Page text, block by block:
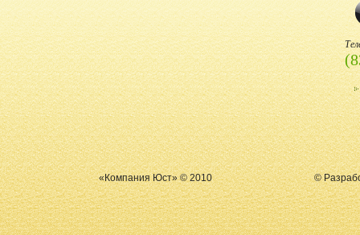
«Компания Юст» © 2010 ©